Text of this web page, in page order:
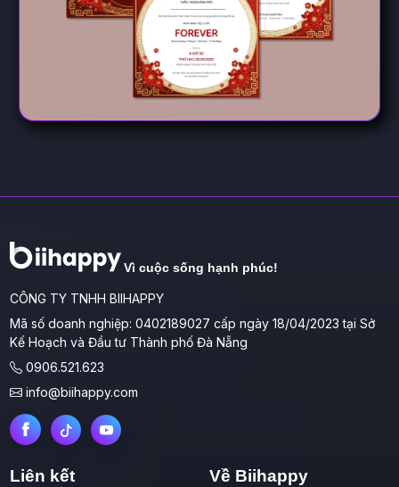
Vì cuộc sống hạnh phúc!
CÔNG TY TNHH BIIHAPPY
Mã số doanh nghiệp: 0402189027 cấp ngày 18/04/2023 tại Sở
Kế Hoạch và Đầu tư Thành phố Đà Nẵng
0906.521.623
info@biihappy.com
Liên kết Về Biihappy